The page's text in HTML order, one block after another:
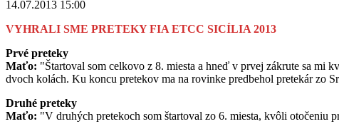
14.07.2013 15:00
VYHRALI SME PRETEKY FIA ETCC SICÍLIA 2013
Prvé preteky
Maťo: "Štartoval som celkovo z 8. miesta a hneď v prvej zákrute sa mi
dvoch kolách. Ku koncu pretekov ma na rovinke predbehol pretekár zo
Druhé preteky
Maťo: "V druhých pretekoch som štartoval zo 6. miesta, kvôli otočeniu